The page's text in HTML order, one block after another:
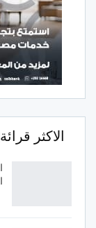
الاكثر قرائة